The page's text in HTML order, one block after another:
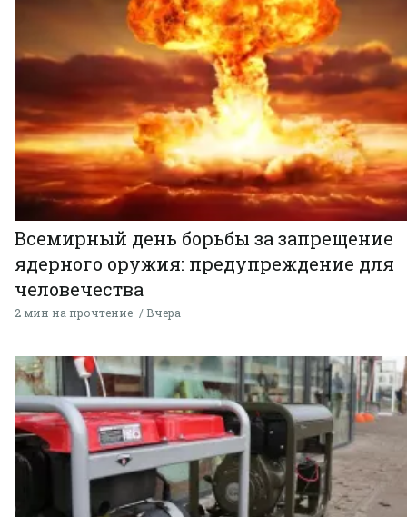
Всемирный день борьбы за запрещение
ядерного оружия: предупреждение для
человечества
2 мин на прочтение Вчера